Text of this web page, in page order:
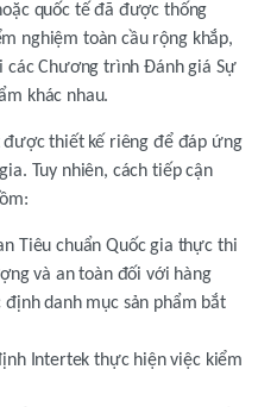
quốc tế đã được thống
nghiệm toàn cầu rộng khắp,
các Chương trình Đánh giá Sự
khác nhau.
thiết kế riêng để đáp ứng
Tuy nhiên, cách tiếp cận
Tiêu chuẩn Quốc gia thực thi
và an toàn đối với hàng
danh mục sản phẩm bắt
Intertek thực hiện việc kiểm